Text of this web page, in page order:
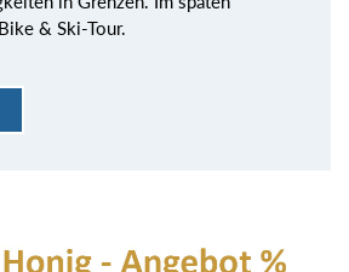
& Ski-Tour.